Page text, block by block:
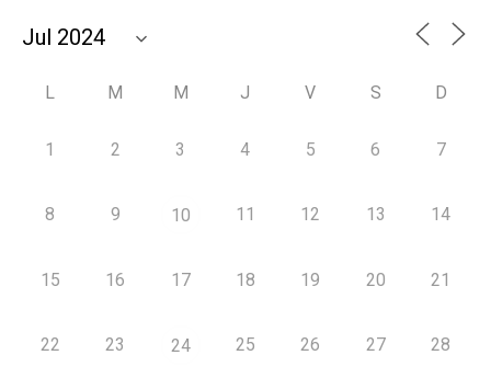
L M M J V S D
1 2 3 4 5 6 7
8 9 10 11 12 13 14
15 16 17 18 19 20 21
22 23 24 25 26 27 28